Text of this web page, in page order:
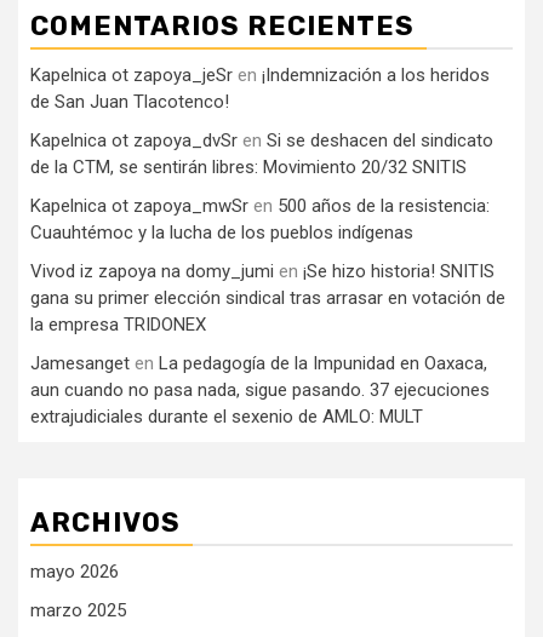
COMENTARIOS RECIENTES
Kapelnica ot zapoya_jeSr en ¡Indemnización a los heridos
de San Juan Tlacotenco!
Kapelnica ot zapoya_dvSr en Si se deshacen del sindicato
de la CTM, se sentirán libres: Movimiento 20/32 SNITIS
Kapelnica ot zapoya_mwSr en 500 años de la resistencia:
Cuauhtémoc y la lucha de los pueblos indígenas
Vivod iz zapoya na domy_jumi en ¡Se hizo historia! SNITIS
gana su primer elección sindical tras arrasar en votación de
la empresa TRIDONEX
Jamesanget en La pedagogía de la Impunidad en Oaxaca,
aun cuando no pasa nada, sigue pasando. 37 ejecuciones
extrajudiciales durante el sexenio de AMLO: MULT
ARCHIVOS
mayo 2026
marzo 2025